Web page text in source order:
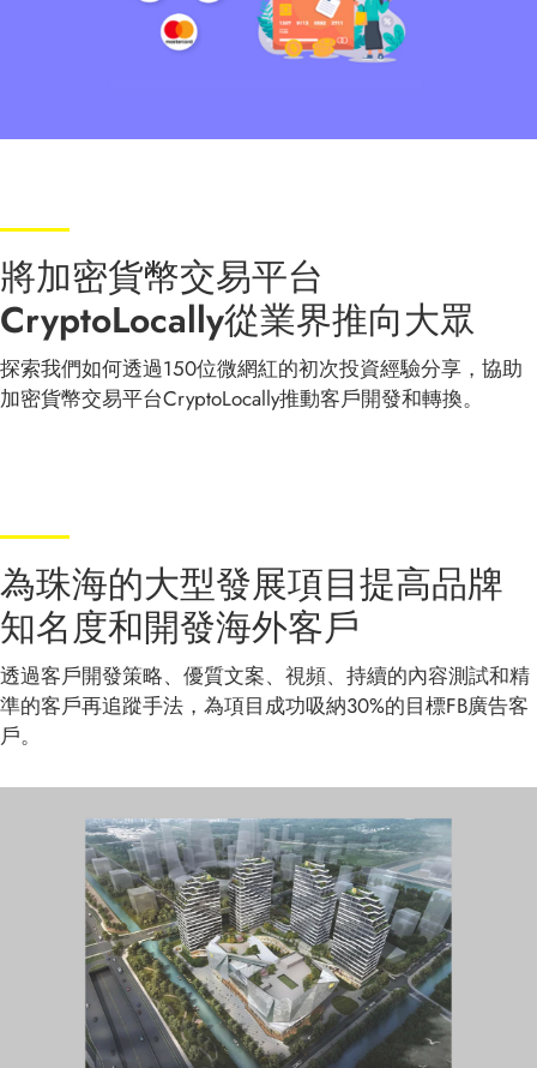
將加密貨幣交易平台
CryptoLocally從業界推向大眾
探索我們如何透過150位微網紅的初次投資經驗分享，協助
加密貨幣交易平台CryptoLocally推動客戶開發和轉換。
為珠海的大型發展項目提高品牌
知名度和開發海外客戶
透過客戶開發策略、優質文案、視頻、持續的內容測試和精
準的客戶再追蹤手法，為項目成功吸納30%的目標FB廣告客
戶。